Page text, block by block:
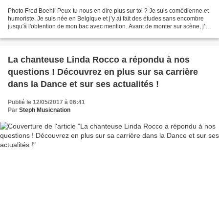
Photo Fred Boehli Peux-tu nous en dire plus sur toi ? Je suis comédienne et
humoriste. Je suis née en Belgique et j’y ai fait des études sans encombre
jusqu'à l'obtention de mon bac avec mention. Avant de monter sur scène, j’ai
La chanteuse Linda Rocco a répondu à nos
questions ! Découvrez en plus sur sa carrière
dans la Dance et sur ses actualités !
Publié le 12/05/2017 à 06:41
Par Steph Musicnation